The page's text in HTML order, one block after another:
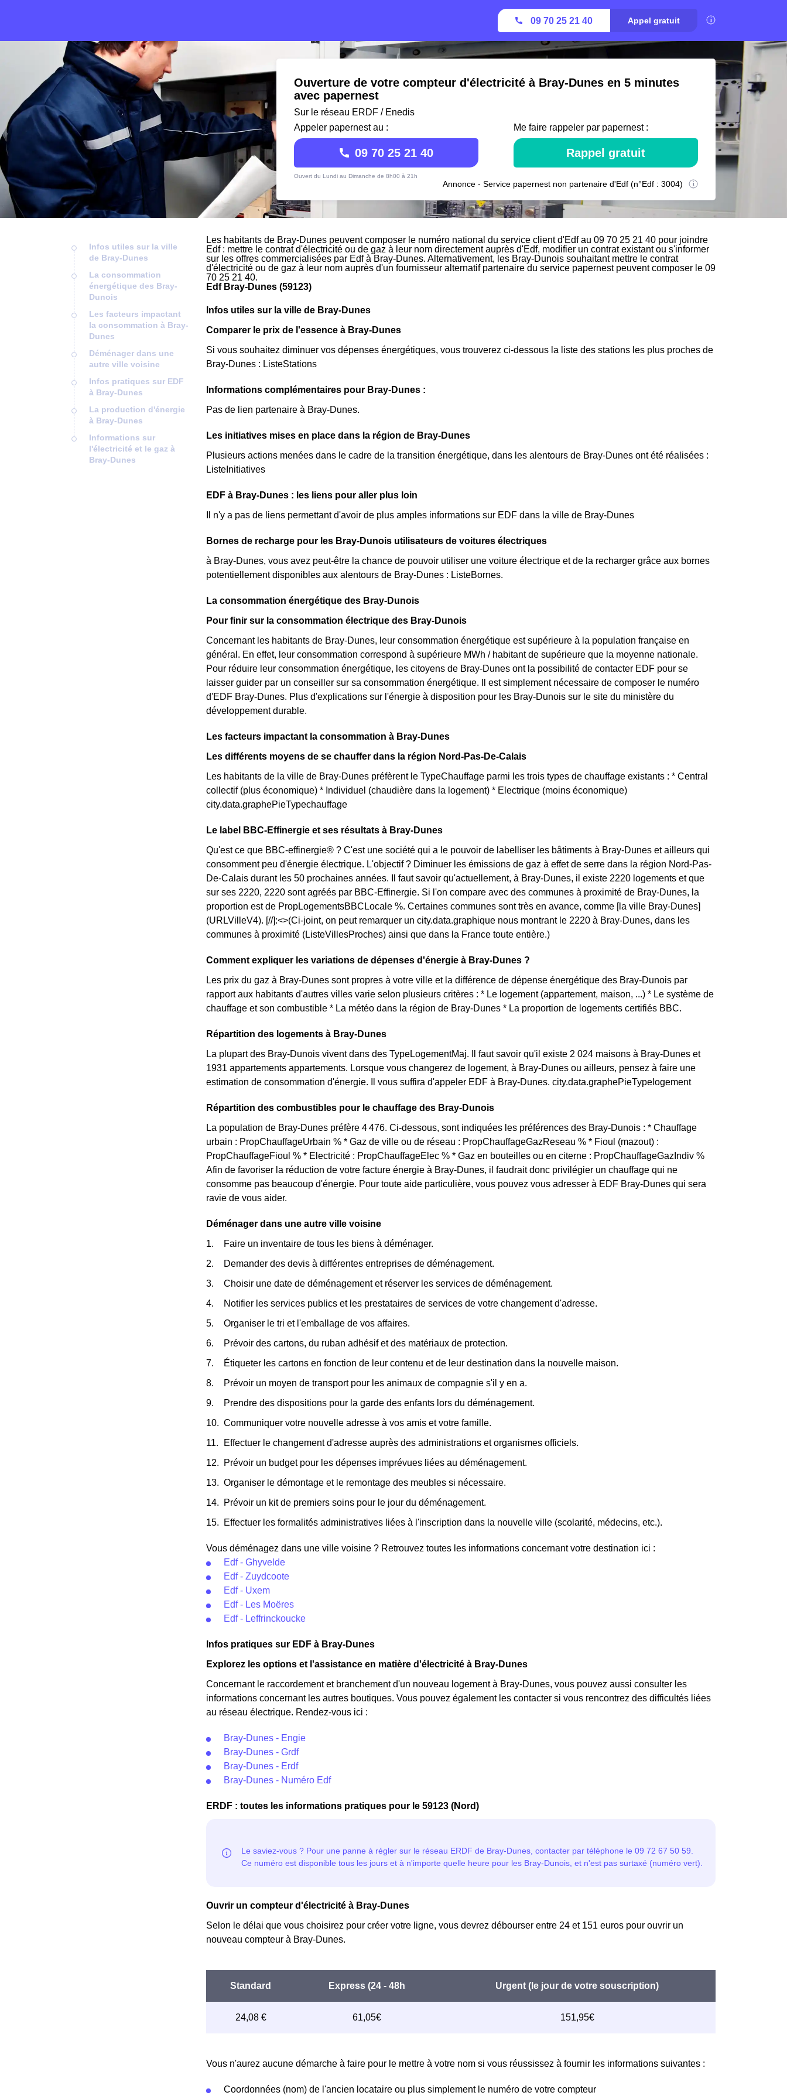
09 70 25 21 40 Appel gratuit
Ouverture de votre compteur d'électricité à Bray-Dunes en 5 minutes
avec papernest
Sur le réseau ERDF / Enedis
Appeler papernest au :
09 70 25 21 40
Ouvert du Lundi au Dimanche de 8h00 à 21h
Me faire rappeler par papernest :
Rappel gratuit
Annonce - Service papernest non partenaire d'Edf (n°Edf : 3004)
Infos utiles sur la ville
de Bray-Dunes
La consommation
énergétique des Bray-
Dunois
Les facteurs impactant
la consommation à Bray-
Dunes
Déménager dans une
autre ville voisine
Infos pratiques sur EDF
à Bray-Dunes
La production d'énergie
à Bray-Dunes
Informations sur
l'électricité et le gaz à
Bray-Dunes
Les habitants de Bray-Dunes peuvent composer le numéro national du service client d'Edf au 09 70 25 21 40 pour joindre
Edf : mettre le contrat d'électricité ou de gaz à leur nom directement auprès d'Edf, modifier un contrat existant ou s'informer
sur les offres commercialisées par Edf à Bray-Dunes. Alternativement, les Bray-Dunois souhaitant mettre le contrat
d'électricité ou de gaz à leur nom auprès d'un fournisseur alternatif partenaire du service papernest peuvent composer le 09
70 25 21 40.
Edf Bray-Dunes (59123)
Infos utiles sur la ville de Bray-Dunes
Comparer le prix de l'essence à Bray-Dunes
Si vous souhaitez diminuer vos dépenses énergétiques, vous trouverez ci-dessous la liste des stations les plus proches de
Bray-Dunes : ListeStations
Informations complémentaires pour Bray-Dunes :
Pas de lien partenaire à Bray-Dunes.
Les initiatives mises en place dans la région de Bray-Dunes
Plusieurs actions menées dans le cadre de la transition énergétique, dans les alentours de Bray-Dunes ont été réalisées :
ListeInitiatives
EDF à Bray-Dunes : les liens pour aller plus loin
Il n'y a pas de liens permettant d'avoir de plus amples informations sur EDF dans la ville de Bray-Dunes
Bornes de recharge pour les Bray-Dunois utilisateurs de voitures électriques
à Bray-Dunes, vous avez peut-être la chance de pouvoir utiliser une voiture électrique et de la recharger grâce aux bornes
potentiellement disponibles aux alentours de Bray-Dunes : ListeBornes.
La consommation énergétique des Bray-Dunois
Pour finir sur la consommation électrique des Bray-Dunois
Concernant les habitants de Bray-Dunes, leur consommation énergétique est supérieure à la population française en
général. En effet, leur consommation correspond à supérieure MWh / habitant de supérieure que la moyenne nationale.
Pour réduire leur consommation énergétique, les citoyens de Bray-Dunes ont la possibilité de contacter EDF pour se
laisser guider par un conseiller sur sa consommation énergétique. Il est simplement nécessaire de composer le numéro
d'EDF Bray-Dunes. Plus d'explications sur l'énergie à disposition pour les Bray-Dunois sur le site du ministère du
développement durable.
Les facteurs impactant la consommation à Bray-Dunes
Les différents moyens de se chauffer dans la région Nord-Pas-De-Calais
Les habitants de la ville de Bray-Dunes préfèrent le TypeChauffage parmi les trois types de chauffage existants : * Central
collectif (plus économique) * Individuel (chaudière dans la logement) * Electrique (moins économique)
city.data.graphePieTypechauffage
Le label BBC-Effinergie et ses résultats à Bray-Dunes
Qu'est ce que BBC-effinergie® ? C'est une société qui a le pouvoir de labelliser les bâtiments à Bray-Dunes et ailleurs qui
consomment peu d'énergie électrique. L'objectif ? Diminuer les émissions de gaz à effet de serre dans la région Nord-Pas-
De-Calais durant les 50 prochaines années. Il faut savoir qu'actuellement, à Bray-Dunes, il existe 2220 logements et que
sur ses 2220, 2220 sont agréés par BBC-Effinergie. Si l'on compare avec des communes à proximité de Bray-Dunes, la
proportion est de PropLogementsBBCLocale %. Certaines communes sont très en avance, comme [la ville Bray-Dunes]
(URLVilleV4). [//]:<>(Ci-joint, on peut remarquer un city.data.graphique nous montrant le 2220 à Bray-Dunes, dans les
communes à proximité (ListeVillesProches) ainsi que dans la France toute entière.)
Comment expliquer les variations de dépenses d'énergie à Bray-Dunes ?
Les prix du gaz à Bray-Dunes sont propres à votre ville et la différence de dépense énergétique des Bray-Dunois par
rapport aux habitants d'autres villes varie selon plusieurs critères : * Le logement (appartement, maison, ...) * Le système de
chauffage et son combustible * La météo dans la région de Bray-Dunes * La proportion de logements certifiés BBC.
Répartition des logements à Bray-Dunes
La plupart des Bray-Dunois vivent dans des TypeLogementMaj. Il faut savoir qu'il existe 2 024 maisons à Bray-Dunes et
1931 appartements appartements. Lorsque vous changerez de logement, à Bray-Dunes ou ailleurs, pensez à faire une
estimation de consommation d'énergie. Il vous suffira d'appeler EDF à Bray-Dunes. city.data.graphePieTypelogement
Répartition des combustibles pour le chauffage des Bray-Dunois
La population de Bray-Dunes préfère 4 476. Ci-dessous, sont indiquées les préférences des Bray-Dunois : * Chauffage
urbain : PropChauffageUrbain % * Gaz de ville ou de réseau : PropChauffageGazReseau % * Fioul (mazout) :
PropChauffageFioul % * Electricité : PropChauffageElec % * Gaz en bouteilles ou en citerne : PropChauffageGazIndiv %
Afin de favoriser la réduction de votre facture énergie à Bray-Dunes, il faudrait donc privilégier un chauffage qui ne
consomme pas beaucoup d'énergie. Pour toute aide particulière, vous pouvez vous adresser à EDF Bray-Dunes qui sera
ravie de vous aider.
Déménager dans une autre ville voisine
Faire un inventaire de tous les biens à déménager.
Demander des devis à différentes entreprises de déménagement.
Choisir une date de déménagement et réserver les services de déménagement.
Notifier les services publics et les prestataires de services de votre changement d'adresse.
Organiser le tri et l'emballage de vos affaires.
Prévoir des cartons, du ruban adhésif et des matériaux de protection.
Étiqueter les cartons en fonction de leur contenu et de leur destination dans la nouvelle maison.
Prévoir un moyen de transport pour les animaux de compagnie s'il y en a.
Prendre des dispositions pour la garde des enfants lors du déménagement.
Communiquer votre nouvelle adresse à vos amis et votre famille.
Effectuer le changement d'adresse auprès des administrations et organismes officiels.
Prévoir un budget pour les dépenses imprévues liées au déménagement.
Organiser le démontage et le remontage des meubles si nécessaire.
Prévoir un kit de premiers soins pour le jour du déménagement.
Effectuer les formalités administratives liées à l'inscription dans la nouvelle ville (scolarité, médecins, etc.).
Vous déménagez dans une ville voisine ? Retrouvez toutes les informations concernant votre destination ici :
Edf - Ghyvelde
Edf - Zuydcoote
Edf - Uxem
Edf - Les Moëres
Edf - Leffrinckoucke
Infos pratiques sur EDF à Bray-Dunes
Explorez les options et l'assistance en matière d'électricité à Bray-Dunes
Concernant le raccordement et branchement d'un nouveau logement à Bray-Dunes, vous pouvez aussi consulter les
informations concernant les autres boutiques. Vous pouvez également les contacter si vous rencontrez des difficultés liées
au réseau électrique. Rendez-vous ici :
Bray-Dunes - Engie
Bray-Dunes - Grdf
Bray-Dunes - Erdf
Bray-Dunes - Numéro Edf
ERDF : toutes les informations pratiques pour le 59123 (Nord)
Ouvrir un compteur d'électricité à Bray-Dunes
Selon le délai que vous choisirez pour créer votre ligne, vous devrez débourser entre 24 et 151 euros pour ouvrir un
nouveau compteur à Bray-Dunes.
Vous n'aurez aucune démarche à faire pour le mettre à votre nom si vous réussissez à fournir les informations suivantes :
Coordonnées (nom) de l'ancien locataire ou plus simplement le numéro de votre compteur